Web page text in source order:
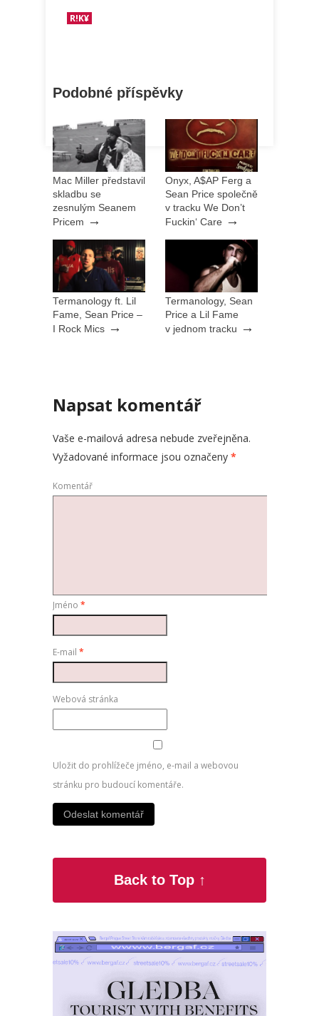
R!K¥
Podobné příspěvky
Mac Miller představil
skladbu se
zesnulým Seanem
Pricem →
Onyx, A$AP Ferg a
Sean Price společně
v tracku We Don’t
Fuckin‘ Care →
Termanology ft. Lil
Fame, Sean Price –
I Rock Mics →
Termanology, Sean
Price a Lil Fame
v jednom tracku →
Napsat komentář
Vaše e-mailová adresa nebude zveřejněna.
Vyžadované informace jsou označeny *
Komentář
Jméno *
E-mail *
Webová stránka
Uložit do prohlížeče jméno, e-mail a webovou
stránku pro budoucí komentáře.
Back to Top ↑